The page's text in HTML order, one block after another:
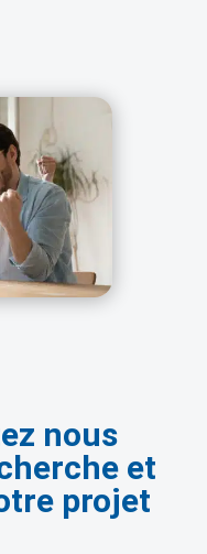
nous
et
projet